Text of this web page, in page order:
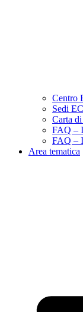
Centro
Sedi
Carta
FAQ –
FAQ –
Area tematica